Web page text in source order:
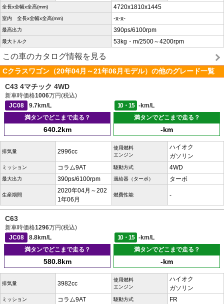
全長x全幅x全高(mm) 4720x1810x1445
室内 全長x全幅x全高(mm) -x-x-
最高出力 390ps/6100rpm
最大トルク 53kg・m/2500～4200rpm
この車のカタログ情報を見る
Cクラスワゴン（20年04月～21年06月モデル）の他のグレード一覧
C43 4マチック 4WD
新車時価格1006万円(税込)
JC08
9.7km/L 10・15
-km/L
満タンでどこまで走る？
640.2km
満タンでどこまで走る？
-km
排気量 2996cc
使用燃料
エンジン
ハイオク
ガソリン
ミッション コラム9AT 駆動方式 4WD
最大出力 390ps/6100rpm 過給器（ターボ） ターボ
生産期間
2020年04月～202
1年06月
燃費性能 -
C63
新車時価格1296万円(税込)
JC08
8.8km/L 10・15
-km/L
満タンでどこまで走る？
580.8km
満タンでどこまで走る？
-km
排気量 3982cc
使用燃料
エンジン
ハイオク
ガソリン
ミッション コラム9AT 駆動方式 FR